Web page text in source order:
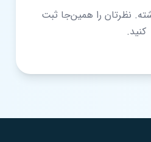
نظرتان را همین‌جا ثبت